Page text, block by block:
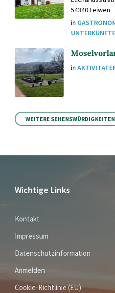
54340 Leiwen
in
UNTERKÜNFTE
in
WEITERE SEHENSWÜRDIGKEITEN
Wichtige Links
Kontakt
Impressum
Datenschutzinformation
Anmelden
Cookie-Richtlinie (EU)